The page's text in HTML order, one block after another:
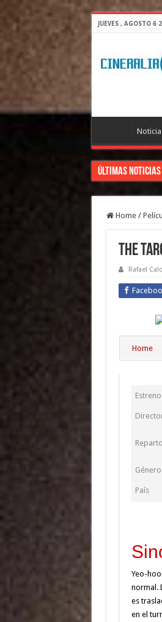
JUEVES , AGOSTO 6
Últimas Noticias
Home /
The
Rafael
Home
Estreno
Reparto
Género
País
Yeo-
normal.
es
en el